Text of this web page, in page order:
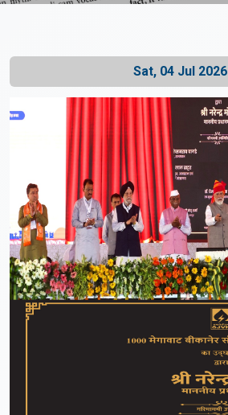
Sat, 04 Jul 2026